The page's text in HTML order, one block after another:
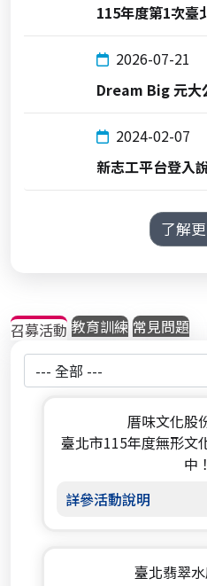
2026-07-21
Dream Big 元大
2024-02-07
了解
召募活動 教育訓練 常見問題
地區選擇
厝味文化股
臺北市115年度無形文
中！
詳參活動說明
臺北翡翠